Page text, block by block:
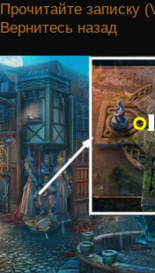
Прочитайте записку
Вернитесь назад